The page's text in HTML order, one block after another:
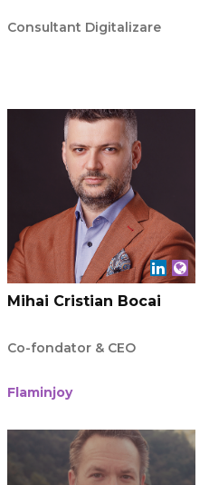
Consultant Digitalizare
Mihai Cristian Bocai
Co-fondator & CEO
Flaminjoy